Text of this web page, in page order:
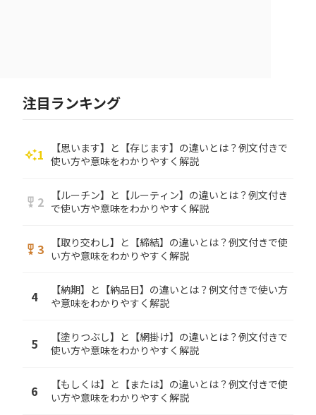
注目ランキング
auto_awesome1
【思います】と【存じます】の違いとは？例文付きで
使い方や意味をわかりやすく解説
military_tech 2
【ルーチン】と【ルーティン】の違いとは？例文付き
で使い方や意味をわかりやすく解説
military_tech 3
【取り交わし】と【締結】の違いとは？例文付きで使
い方や意味をわかりやすく解説
4
【納期】と【納品日】の違いとは？例文付きで使い方
や意味をわかりやすく解説
5
【塗りつぶし】と【網掛け】の違いとは？例文付きで
使い方や意味をわかりやすく解説
6
【もしくは】と【または】の違いとは？例文付きで使
い方や意味をわかりやすく解説